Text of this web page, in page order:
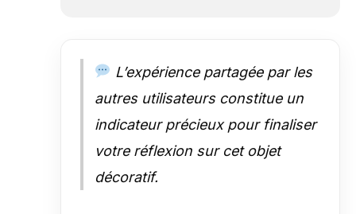
vacances, Noël
pour vous-
même, votre
amis
L’expérience partagée par les
autres utilisateurs constitue un
indicateur précieux pour finaliser
votre réflexion sur cet objet
décoratif.